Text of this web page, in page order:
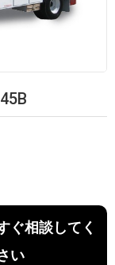
ぐ相談してく
い